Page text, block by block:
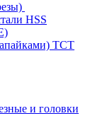
HSS
ТСТ
и головки